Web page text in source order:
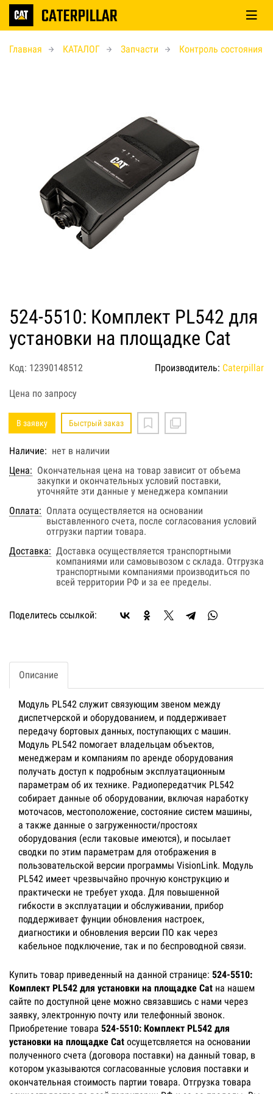
Главная КАТАЛОГ Запчасти Контроль состояния
524-5510: Комплект PL542 для
установки на площадке Cat
Код: 12390148512 Производитель: Caterpillar
Цена по запросу
В заявку Быстрый заказ
Наличие: нет в наличии
Цена: Окончательная цена на товар зависит от объема
закупки и окончательных условий поставки,
уточняйте эти данные у менеджера компании
Оплата: Оплата осуществляется на основании
выставленного счета, после согласования условий
отгрузки партии товара.
Доставка: Доставка осуществляется транспортными
компаниями или самовывозом с склада. Отгрузка
транспортными компаниями производиться по
всей территории РФ и за ее пределы.
Поделитесь ссылкой:
Описание
Модуль PL542 служит связующим звеном между
диспетчерской и оборудованием, и поддерживает
передачу бортовых данных, поступающих с машин.
Модуль PL542 помогает владельцам объектов,
менеджерам и компаниям по аренде оборудования
получать доступ к подробным эксплуатационным
параметрам об их технике. Радиопередатчик PL542
собирает данные об оборудовании, включая наработку
моточасов, местоположение, состояние систем машины,
а также данные о загруженности/простоях
оборудования (если таковые имеются), и посылает
сводки по этим параметрам для отображения в
пользовательской версии программы VisionLink. Модуль
PL542 имеет чрезвычайно прочную конструкцию и
практически не требует ухода. Для повышенной
гибкости в эксплуатации и обслуживании, прибор
поддерживает фунции обновления настроек,
диагностики и обновления версии ПО как через
кабельное подключение, так и по беспроводной связи.
Купить товар приведенный на данной странице: 524-5510:
Комплект PL542 для установки на площадке Cat на нашем
сайте по доступной цене можно связавшись с нами через
заявку, электронную почту или телефонный звонок.
Приобретение товара 524-5510: Комплект PL542 для
установки на площадке Cat осущетсвляется на основании
полученного счета (договора поставки) на данный товар, в
котором указываются согласованные условия поставки и
окончательная стоимость партии товара. Отгрузка товара